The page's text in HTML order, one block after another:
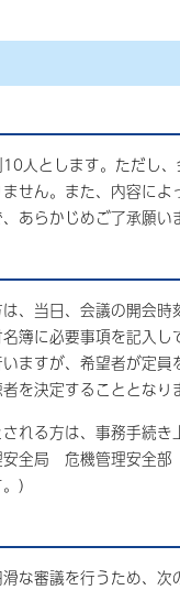
人とします。ただし
せん。また、内容によ
あらかじめご了承願い
、当日、会議の開会時
簿に必要事項を記入し
ますが、希望者が定員
を決定することとなり
れる方は、事務手続き
安全局 危機管理安全
）
な審議を行うため、次